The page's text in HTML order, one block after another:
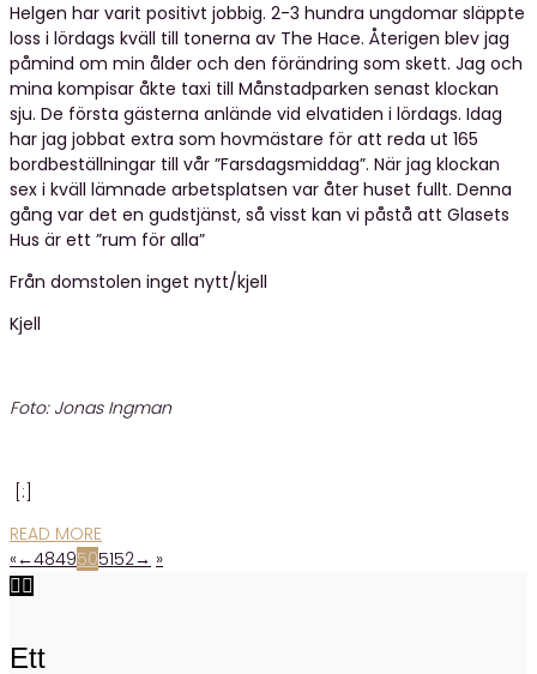
Helgen har varit positivt jobbig. 2-3 hundra ungdomar släppte
loss i lördags kväll till tonerna av The Hace. Återigen blev jag
påmind om min ålder och den förändring som skett. Jag och
mina kompisar åkte taxi till Månstadparken senast klockan
sju. De första gästerna anlände vid elvatiden i lördags. Idag
har jag jobbat extra som hovmästare för att reda ut 165
bordbeställningar till vår ”Farsdagsmiddag”. När jag klockan
sex i kväll lämnade arbetsplatsen var åter huset fullt. Denna
gång var det en gudstjänst, så visst kan vi påstå att Glasets
Hus är ett ”rum för alla”
Från domstolen inget nytt/kjell
Kjell
Foto: Jonas Ingman
[:]
READ MORE
«←4849505152→ »
 
Ett